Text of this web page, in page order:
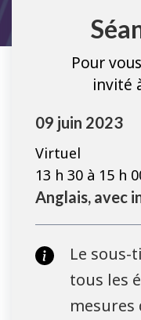
Pour
invité
09 juin 2023
Virtuel
13 h 30 à 15 h
Anglais, avec
Le
tous les
mesures